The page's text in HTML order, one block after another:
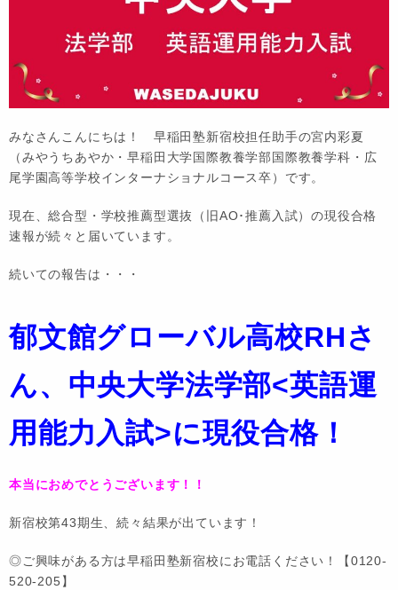
みなさんこんにちは！ 早稲田塾新宿校担任助手の宮内彩夏
（みやうちあやか・早稲田大学国際教養学部国際教養学科・広
尾学園高等学校インターナショナルコース卒）です。
現在、総合型・学校推薦型選抜（旧AO･推薦入試）の現役合格
速報が続々と届いています。
続いての報告は・・・
郁文館グローバル高校RHさ
ん、中央大学法学部<英語運
用能力入試>に現役合格！
本当におめでとうございます！！
新宿校第43期生、続々結果が出ています！
◎ご興味がある方は早稲田塾新宿校にお電話ください！【0120-
520-205】